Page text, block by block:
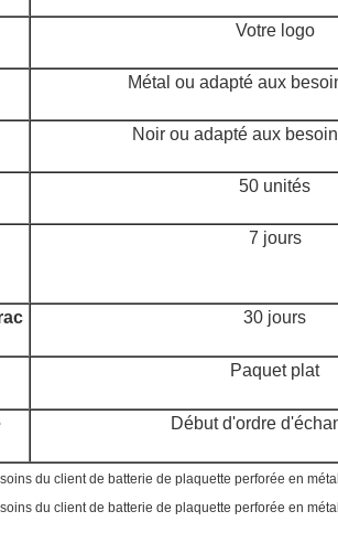
Votre logo
Métal ou adapté aux
Noir ou adapté aux
50 unités
7 jours
30 jours
Paquet plat
Début d'ordre